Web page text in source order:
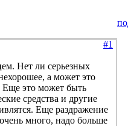
#1
Нет ли серьезных
а может это
Еще это может быть
средства и другие
Еще раздражение
много, надо больше